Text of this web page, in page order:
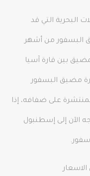
البحرية التي قد
البسفور من أشهر
بين قارة آسيا
مضيق البسفور
على ضفافه، إذا
الآن إلى إسطنبول